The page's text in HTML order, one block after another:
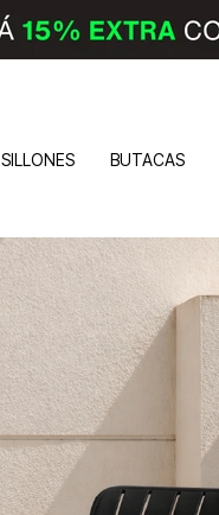
SILLONES BUTACAS